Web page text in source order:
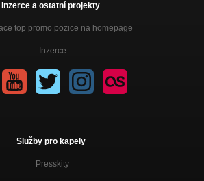
Inzerce a ostatní projekty
top promo pozice na homepage
Inzerce
Služby pro kapely
Presskity